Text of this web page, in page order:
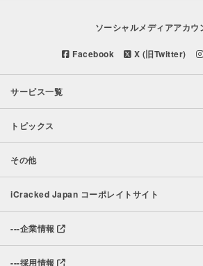
ソーシャルメディアアカウ
Facebook X (旧Twitter)
サービス一覧
トピックス
その他
iCracked Japan コーポレイトサイト
---企業情報
---採用情報